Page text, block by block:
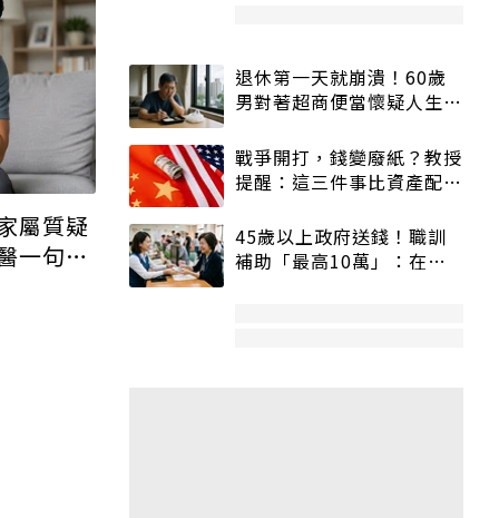
屬質疑
一句話
退休第一天就崩潰！60歲
男對著超商便當懷疑人生
戰爭開打，錢變廢紙？教授
提醒：這三件事比資產配置
45歲以上政府送錢！職訓
補助「最高10萬」：在